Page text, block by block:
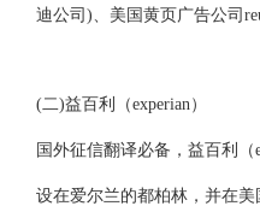
迪公司)、美国黄页广告公司
(二)益百利（experian）
国外征信翻译必备，益百利
设在爱尔兰的都柏林，并在